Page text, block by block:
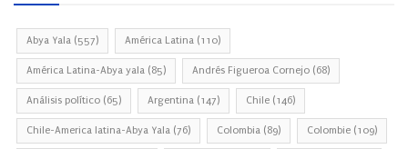
Abya Yala (557) América Latina (110)
América Latina-Abya yala (85) Andrés Figueroa Cornejo (68)
Análisis político (65) Argentina (147) Chile (146)
Chile-America latina-Abya Yala (76) Colombia (89) Colombie (109)